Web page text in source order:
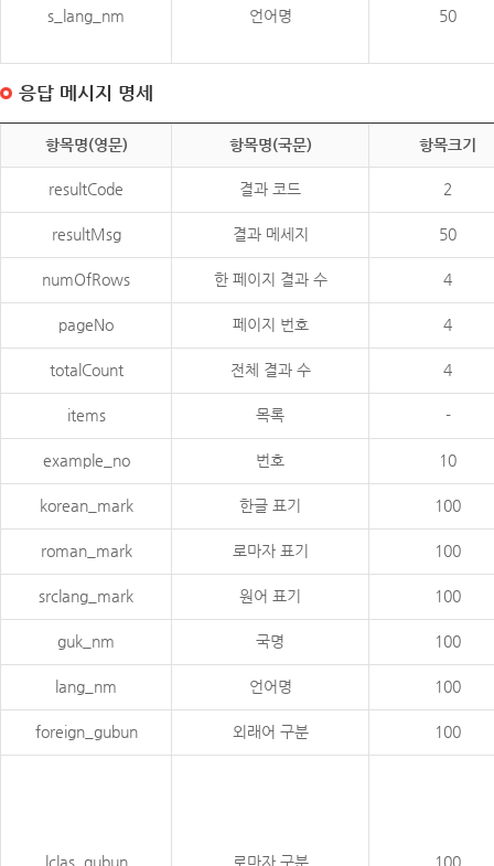
s_lang_nm 언어명 50
응답 메시지 명세
항목명(영문) 항목명(국문) 항목크기
resultCode 결과 코드 2
resultMsg 결과 메세지 50
numOfRows 한 페이지 결과 수 4
pageNo 페이지 번호 4
totalCount 전체 결과 수 4
items 목록 -
example_no 번호 10
korean_mark 한글 표기 100
roman_mark 로마자 표기 100
srclang_mark 원어 표기 100
guk_nm 국명 100
lang_nm 언어명 100
foreign_gubun 외래어 구분 100
lclas_gubun 로마자 구분 100